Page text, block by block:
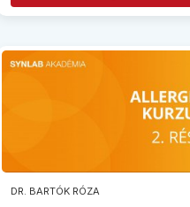
DR. BARTÓK RÓZA